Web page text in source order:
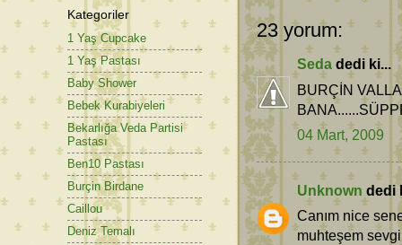
23 yorum:
Seda dedi ki...
BURÇİN
04 Mart, 2009
Unknown dedi
Canım nice
muhteşem
Kategoriler
1 Yaş Cupcake
1 Yaş Pastası
Baby Shower
Bebek Kurabiyeleri
Bekarlığa Veda Partisi
Pastası
Ben10 Pastası
Burçin Birdane
Caillou
Deniz Temalı